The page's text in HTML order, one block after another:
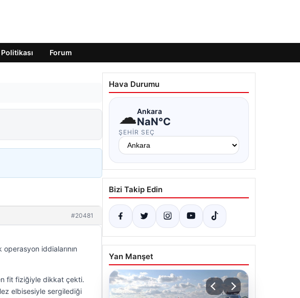
Forum
#20481
operasyon iddialarının
fit fiziğiyle dikkat çekti.
elbisesiyle sergilediği
Hava Durumu
☁Ankara
NaN°C
ŞEHIR SEÇ
Bizi Takip Edin
Yan Manşet